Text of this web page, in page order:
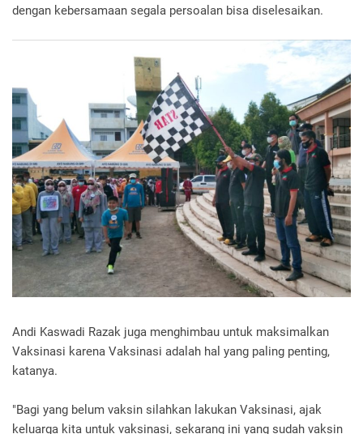
dengan kebersamaan segala persoalan bisa diselesaikan.
Andi Kaswadi Razak juga menghimbau untuk maksimalkan
Vaksinasi karena Vaksinasi adalah hal yang paling penting,
katanya.
"Bagi yang belum vaksin silahkan lakukan Vaksinasi, ajak
keluarga kita untuk vaksinasi, sekarang ini yang sudah vaksin